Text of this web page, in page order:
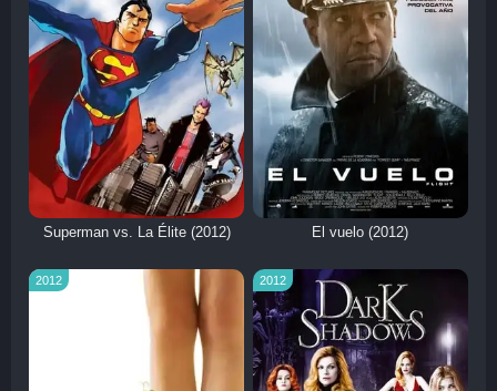
Superman vs. La Élite (2012) El vuelo (2012)
2012 2012